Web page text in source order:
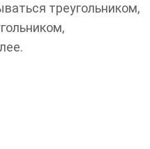
треугольником,